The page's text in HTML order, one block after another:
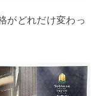
がどれだけ変わっ